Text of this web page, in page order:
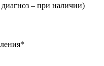
– при наличии)
*